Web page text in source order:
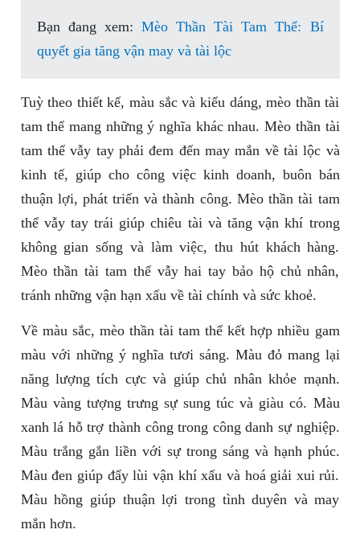
Bạn đang xem: Mèo Thần Tài Tam Thể: Bí
quyết gia tăng vận may và tài lộc
Tuỳ theo thiết kế, màu sắc và kiểu dáng, mèo thần tài
tam thể mang những ý nghĩa khác nhau. Mèo thần tài
tam thể vẫy tay phải đem đến may mắn về tài lộc và
kinh tế, giúp cho công việc kinh doanh, buôn bán
thuận lợi, phát triển và thành công. Mèo thần tài tam
thể vẫy tay trái giúp chiêu tài và tăng vận khí trong
không gian sống và làm việc, thu hút khách hàng.
Mèo thần tài tam thể vẫy hai tay bảo hộ chủ nhân,
tránh những vận hạn xấu về tài chính và sức khoẻ.
Về màu sắc, mèo thần tài tam thể kết hợp nhiều gam
màu với những ý nghĩa tươi sáng. Màu đỏ mang lại
năng lượng tích cực và giúp chủ nhân khỏe mạnh.
Màu vàng tượng trưng sự sung túc và giàu có. Màu
xanh lá hỗ trợ thành công trong công danh sự nghiệp.
Màu trắng gắn liền với sự trong sáng và hạnh phúc.
Màu đen giúp đẩy lùi vận khí xấu và hoá giải xui rủi.
Màu hồng giúp thuận lợi trong tình duyên và may
mắn hơn.